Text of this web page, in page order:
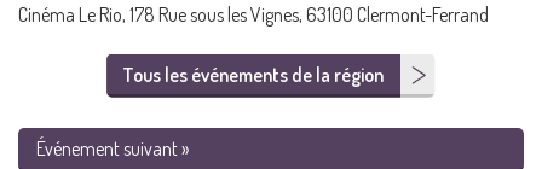
Cinéma Le Rio, 178 Rue sous les Vignes, 63100 Clermont-Ferrand
Tous les événements de la région
Événement suivant »